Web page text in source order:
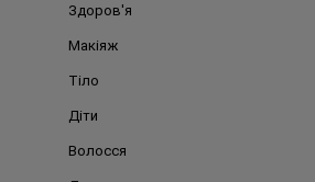
Здоров'я
Макіяж
Тіло
Діти
Волосся